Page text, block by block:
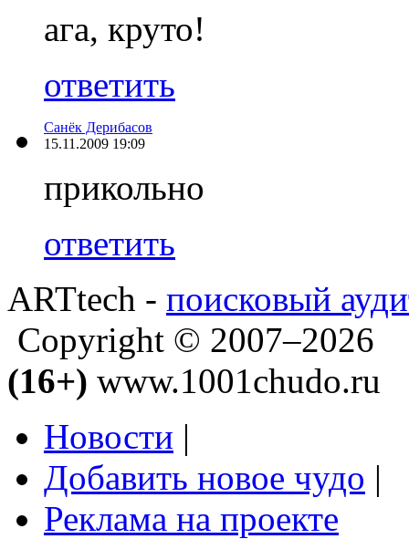
ага, круто!
ответить
Санёк Дерибасов
15.11.2009 19:09
прикольно
ответить
ARTtech - поисковый
Copyright © 2007–2026
(16+) www.1001chudo.ru
Новости |
Добавить новое чудо |
Реклама на проекте